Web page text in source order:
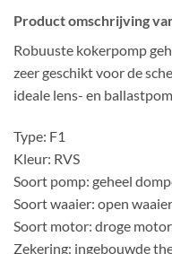
Product omschrijving
Robuuste kokerpomp
zeer geschikt voor de
ideale lens- en
Type: F1
Kleur: RVS
Soort pomp: geheel
Soort waaier: open waaier
Soort motor: droge
Zekering: ingebouwde